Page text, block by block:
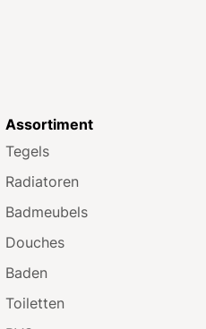
Assortiment
Tegels
Radiatoren
Badmeubels
Douches
Baden
Toiletten